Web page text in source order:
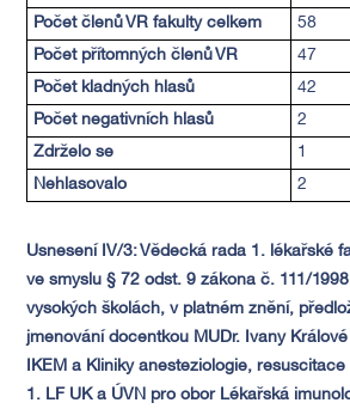
Počet členů VR fakulty celkem 58
Počet přítomných členů VR 47
Počet kladných hlasů 42
Počet negativních hlasů 2
Zdrželo se 1
Nehlasovalo 2
Usnesení IV/3:Vědecká rada 1. lékařské
ve smyslu § 72odst. 9 zákona č. 111/
vysokých školách, v platném znění,
jmenování docentkou MUDr. Ivany
IKEM a Kliniky anesteziologie,
1. LF UK a ÚVN pro obor Lékařská